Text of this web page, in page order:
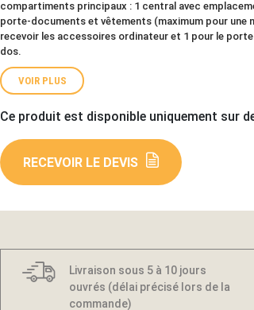
compartiments principaux : 1 central avec
porte-documents et vêtements (maximum pour une
recevoir les accessoires ordinateur et 1 pour le
dos.
VOIR PLUS
Ce produit est disponible uniquement sur
RECEVOIR LE DEVIS
Livraison sous 5 à 10 jours
ouvrés (délai précisé lors de la
commande)